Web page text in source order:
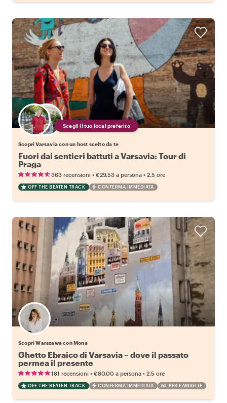
Scegli il tuo local preferito
Scopri Varsavia con un host scelto da te
Fuori dai sentieri battuti a Varsavia: Tour di
Praga
363 recensioni • €29.53 a persona • 2.5 ore
OFF THE BEATEN TRACK CONFERMA IMMEDIATA
Scopri Warszawa con Mona
Ghetto Ebraico di Varsavia – dove il passato
permea il presente
181 recensioni • €80.00 a persona • 2.5 ore
OFF THE BEATEN TRACK CONFERMA IMMEDIATA PER FAMIGLIE